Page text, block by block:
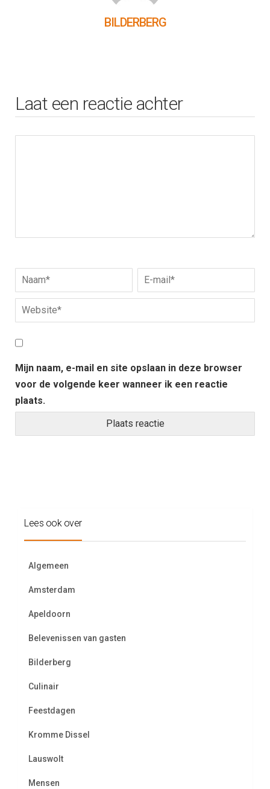
BILDERBERG
Laat een reactie achter
Mijn naam, e-mail en site opslaan in deze browser
voor de volgende keer wanneer ik een reactie
plaats.
Lees ook over
Algemeen
Amsterdam
Apeldoorn
Belevenissen van gasten
Bilderberg
Culinair
Feestdagen
Kromme Dissel
Lauswolt
Mensen